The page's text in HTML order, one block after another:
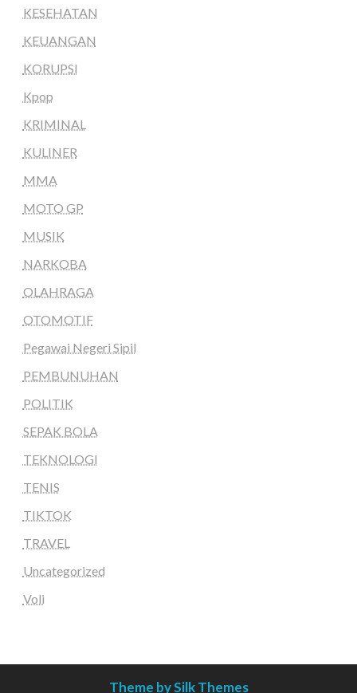
KESEHATAN
KEUANGAN
KORUPSI
Kpop
KRIMINAL
KULINER
MMA
MOTO GP
MUSIK
NARKOBA
OLAHRAGA
OTOMOTIF
Pegawai Negeri Sipil
PEMBUNUHAN
POLITIK
SEPAK BOLA
TEKNOLOGI
TENIS
TIKTOK
TRAVEL
Uncategorized
Voli
Theme by Silk Themes